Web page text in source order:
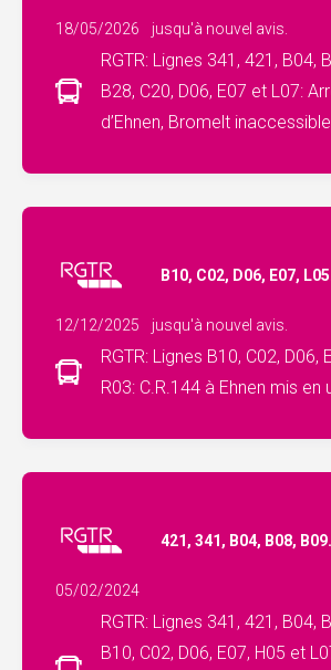
18/05/2026 jusqu'à nouvel avis.
RGTR: Lignes 341, 421, B04,
B28, C20, D06, E07 et L07:
d’Ehnen, Bromelt inaccessible
B10, C02, D06, E07,
12/12/2025 jusqu'à nouvel avis.
RGTR: Lignes B10, C02, D06,
R03: C.R.144 à Ehnen mis en
421, 341, B04, B08,
05/02/2024
RGTR: Lignes 341, 421, B04,
B10, C02, D06, E07, H05 et